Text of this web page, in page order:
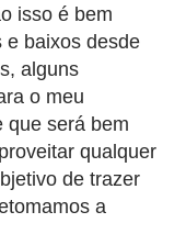
isso é bem
e baixos desde
alguns
o meu
que será bem
qualquer
de trazer
a